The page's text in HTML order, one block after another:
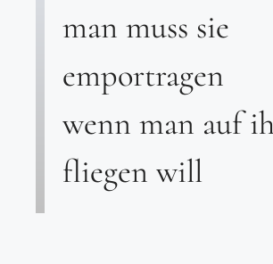
man muss sie
emportragen
wenn man auf
fliegen will